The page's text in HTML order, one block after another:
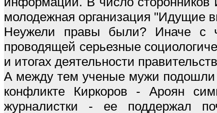
молодежная организация "Идущие
Неужели правы были? Иначе с
проводящей серьезные
и итогах деятельности
А между тем ученые мужи подошли
конфликте Киркоров - Ароян
журналистки - ее поддержал